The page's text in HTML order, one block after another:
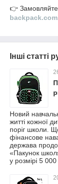
👉 Замовляйте
Інші статті
Новий
житті кожної
поріг школи.
фінансове
держава
«Пакунок
у розмірі 5